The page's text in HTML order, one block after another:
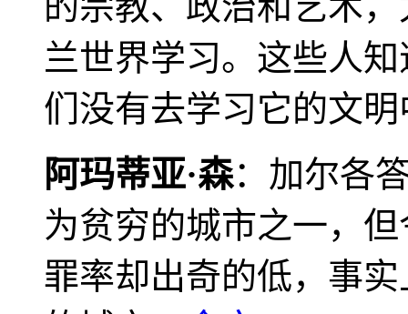
兰世界学习。这些人
们没有去学习它的文
阿玛蒂亚·森：加尔各
为贫穷的城市之一，
罪率却出奇的低，事